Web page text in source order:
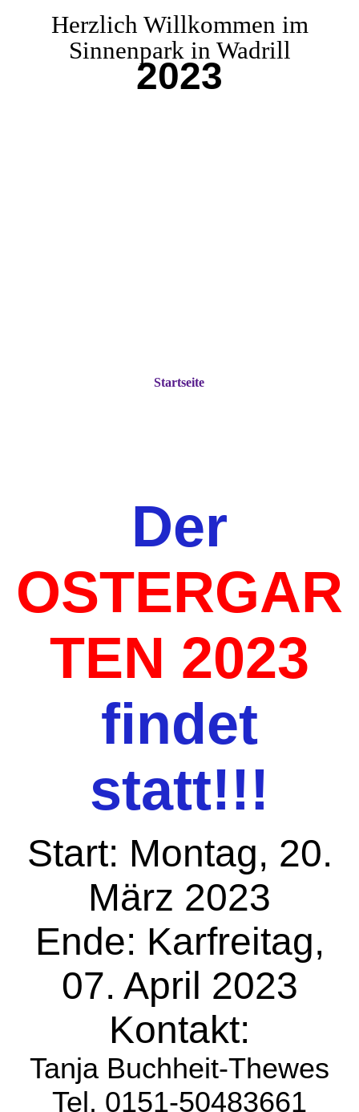
Herzlich Willkommen im
Sinnenpark in Wadrill
2023
Startseite
Der
OSTERGAR
TEN 2023
findet
statt!!!
Start: Montag, 20.
März 2023
Ende: Karfreitag,
07. April 2023
Kontakt:
Tanja Buchheit-Thewes
Tel. 0151-50483661